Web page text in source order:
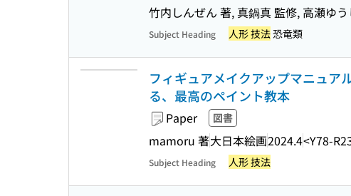
竹内しんぜん 著, 真鍋真 監修, 高瀬ゆ
Subject Heading 人形 技法恐竜類
フィギュアメイクアップマニュア
る、最高のペイント教本
Paper 図書
mamoru 著大日本絵画2024.4<Y78-
Subject Heading 人形 技法